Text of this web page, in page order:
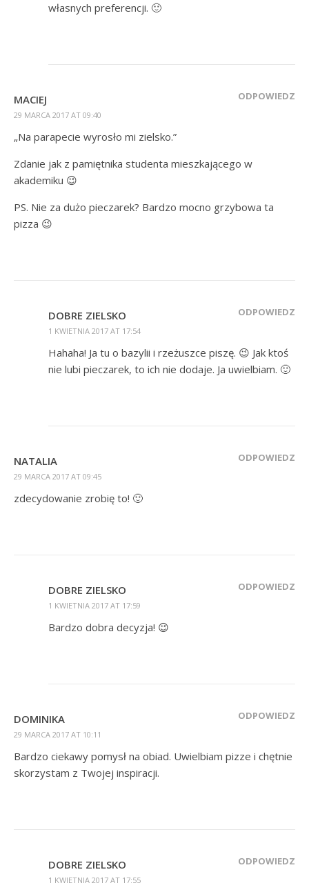
własnych preferencji. 🙂
MACIEJ
29 MARCA 2017 AT 09:40
ODPOWIEDZ
„Na parapecie wyrosło mi zielsko.”
Zdanie jak z pamiętnika studenta mieszkającego w
akademiku 😉
PS. Nie za dużo pieczarek? Bardzo mocno grzybowa ta
pizza 😉
DOBRE ZIELSKO
1 KWIETNIA 2017 AT 17:54
ODPOWIEDZ
Hahaha! Ja tu o bazylii i rzeżuszce piszę. 😉 Jak ktoś
nie lubi pieczarek, to ich nie dodaje. Ja uwielbiam. 🙂
NATALIA
29 MARCA 2017 AT 09:45
ODPOWIEDZ
zdecydowanie zrobię to! 🙂
DOBRE ZIELSKO
1 KWIETNIA 2017 AT 17:59
ODPOWIEDZ
Bardzo dobra decyzja! 😉
DOMINIKA
29 MARCA 2017 AT 10:11
ODPOWIEDZ
Bardzo ciekawy pomysł na obiad. Uwielbiam pizze i chętnie
skorzystam z Twojej inspiracji.
DOBRE ZIELSKO
1 KWIETNIA 2017 AT 17:55
ODPOWIEDZ